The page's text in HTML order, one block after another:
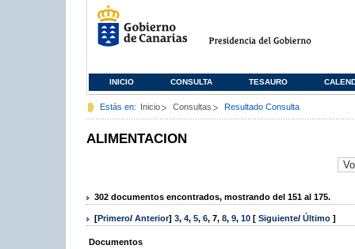
INICIO CONSULTA TESAURO
Estás en: Inicio Consultas Resultado Consulta
ALIMENTACION
302 documentos encontrados, mostrando del 151 al 175.
[Primero/ Anterior] 3, 4, 5, 6, 7, 8, 9, 10 [ Siguiente/ Último ]
Documentos